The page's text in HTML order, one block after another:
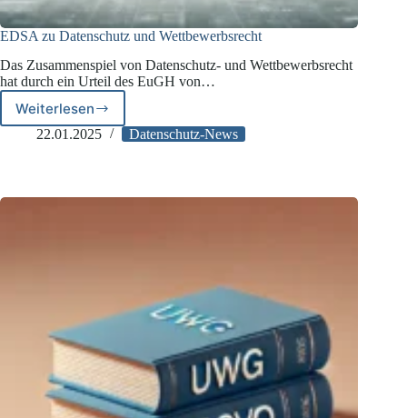
EDSA zu Datenschutz und Wettbewerbsrecht
Das Zusammenspiel von Datenschutz- und Wettbewerbsrecht
hat durch ein Urteil des EuGH von…
Weiterlesen
EDSA
zu
22.01.2025 Datenschutz-News